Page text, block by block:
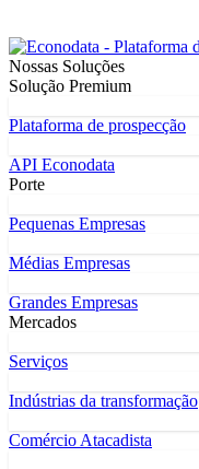
Nossas Soluções
Solução Premium
Plataforma de prospecção
API Econodata
Porte
Pequenas Empresas
Médias Empresas
Grandes Empresas
Mercados
Serviços
Indústrias da transformação
Comércio Atacadista